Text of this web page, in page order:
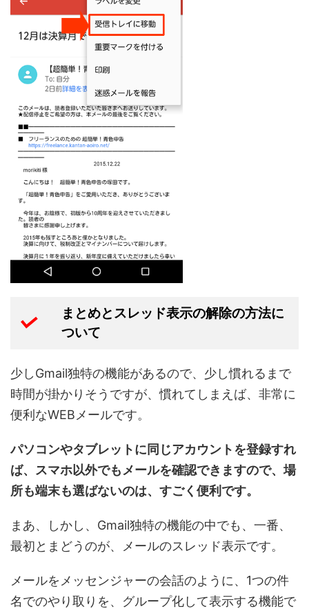
まとめとスレッド表示の解除の方法に
ついて
少しGmail独特の機能があるので、少し慣れるまで
時間が掛かりそうですが、慣れてしまえば、非常に
便利なWEBメールです。
パソコンやタブレットに同じアカウントを登録すれ
ば、スマホ以外でもメールを確認できますので、場
所も端末も選ばないのは、すごく便利です。
まあ、しかし、Gmail独特の機能の中でも、一番、
最初とまどうのが、メールのスレッド表示です。
メールをメッセンジャーの会話のように、1つの件
名でのやり取りを、グループ化して表示する機能で